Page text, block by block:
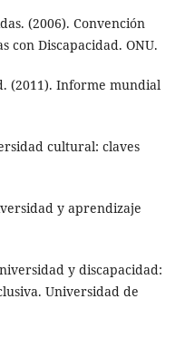
(2006). Convención
con Discapacidad. ONU.
(2011). Informe mundial
cultural: claves
y aprendizaje
y discapacidad:
Universidad de